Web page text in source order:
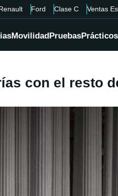
Ford Clase C Ventas
MovilidadPruebasPrácticos
con el resto